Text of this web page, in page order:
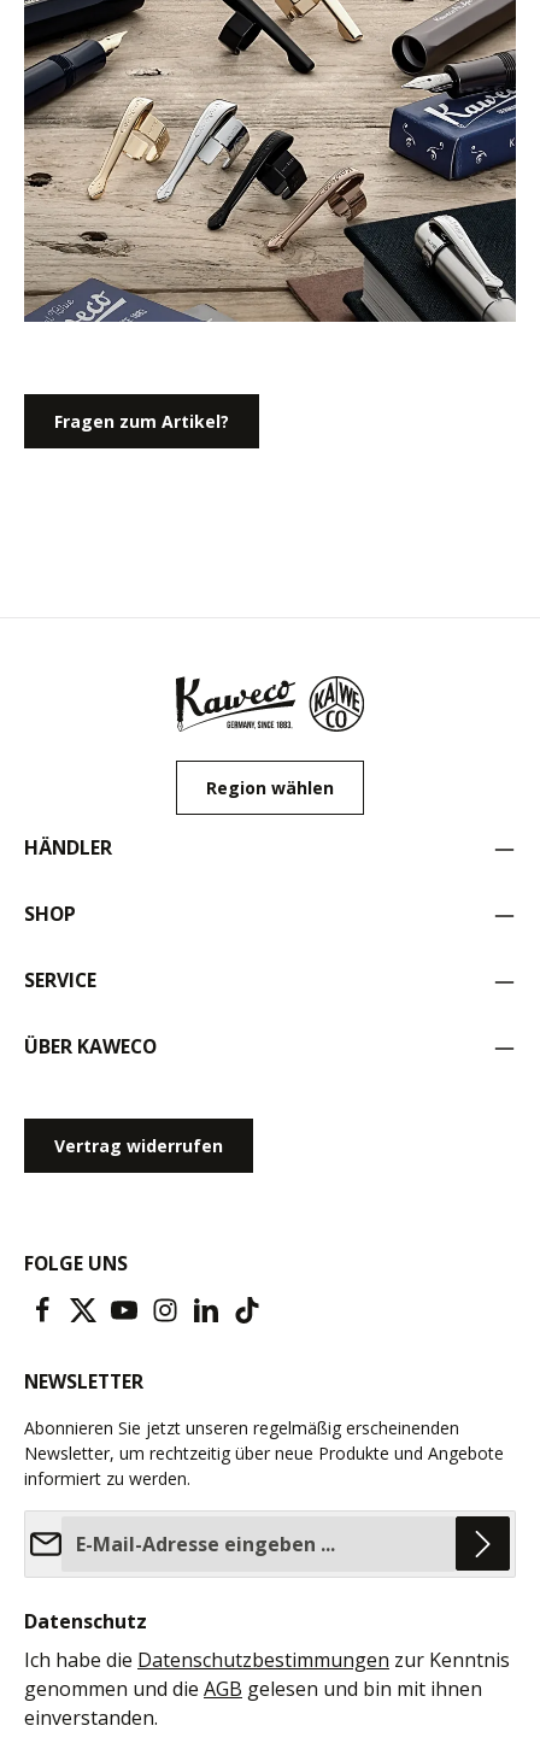
Fragen zum Artikel?
Region wählen
HÄNDLER
SHOP
SERVICE
ÜBER KAWECO
Vertrag widerrufen
FOLGE UNS
NEWSLETTER
Abonnieren Sie jetzt unseren regelmäßig erscheinenden
Newsletter, um rechtzeitig über neue Produkte und Angebote
informiert zu werden.
Datenschutz
Ich habe die Datenschutzbestimmungen zur Kenntnis
genommen und die AGB gelesen und bin mit ihnen
einverstanden.